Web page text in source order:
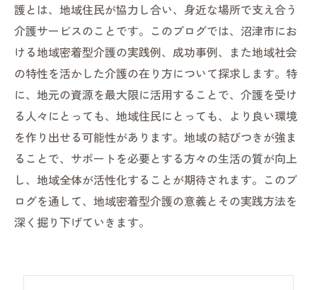
護とは、地域住民が協力し合い、身近な場所で支え合う
介護サービスのことです。このブログでは、沼津市にお
ける地域密着型介護の実践例、成功事例、また地域社会
の特性を活かした介護の在り方について探求します。特
に、地元の資源を最大限に活用することで、介護を受け
る人々にとっても、地域住民にとっても、より良い環境
を作り出せる可能性があります。地域の結びつきが強ま
ることで、サポートを必要とする方々の生活の質が向上
し、地域全体が活性化することが期待されます。このブ
ログを通して、地域密着型介護の意義とその実践方法を
深く掘り下げていきます。